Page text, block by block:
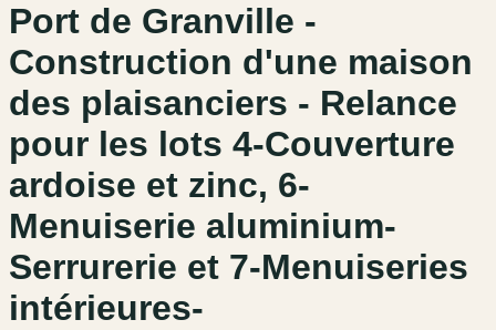
Port de Granville -
Construction d'une maison
des plaisanciers - Relance
pour les lots 4-Couverture
ardoise et zinc, 6-
Menuiserie aluminium-
Serrurerie et 7-Menuiseries
intérieures-